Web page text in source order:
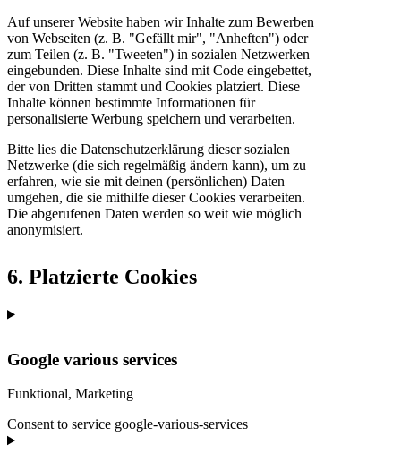
Auf unserer Website haben wir Inhalte zum Bewerben
von Webseiten (z. B. "Gefällt mir", "Anheften") oder
zum Teilen (z. B. "Tweeten") in sozialen Netzwerken
eingebunden. Diese Inhalte sind mit Code eingebettet,
der von Dritten stammt und Cookies platziert. Diese
Inhalte können bestimmte Informationen für
personalisierte Werbung speichern und verarbeiten.
Bitte lies die Datenschutzerklärung dieser sozialen
Netzwerke (die sich regelmäßig ändern kann), um zu
erfahren, wie sie mit deinen (persönlichen) Daten
umgehen, die sie mithilfe dieser Cookies verarbeiten.
Die abgerufenen Daten werden so weit wie möglich
anonymisiert.
6. Platzierte Cookies
Google various services
Funktional, Marketing
Consent to service google-various-services